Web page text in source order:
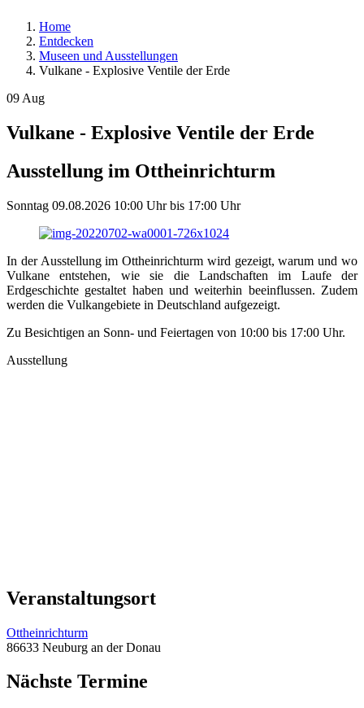
Home
Entdecken
Museen und Ausstellungen
Vulkane - Explosive Ventile der Erde
09 Aug
Vulkane - Explosive Ventile der Erde
Ausstellung im Ottheinrichturm
Sonntag 09.08.2026 10:00 Uhrbis 17:00 Uhr
In der Ausstellung im Ottheinrichturm wird gezeigt, warum und wo
Vulkane entstehen, wie sie die Landschaften im Laufe der
Erdgeschichte gestaltet haben und weiterhin beeinflussen. Zudem
werden die Vulkangebiete in Deutschland aufgezeigt.
Zu Besichtigen an Sonn- und Feiertagen von 10:00 bis 17:00 Uhr.
Ausstellung
Veranstaltungsort
Ottheinrichturm
86633 Neuburg an der Donau
Nächste Termine